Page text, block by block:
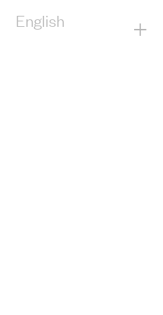
English +